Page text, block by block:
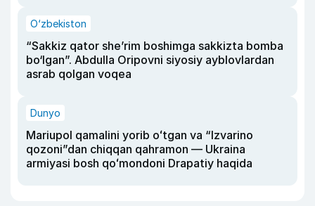
O‘zbekiston
“Sakkiz qator she’rim boshimga sakkizta bomba
bo‘lgan”. Abdulla Oripovni siyosiy ayblovlardan
asrab qolgan voqea
Dunyo
Mariupol qamalini yorib oʻtgan va “Izvarino
qozoni”dan chiqqan qahramon — Ukraina
armiyasi bosh qoʻmondoni Drapatiy haqida